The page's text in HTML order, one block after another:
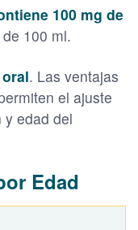
100 mg de
100 ml.
. Las ventajas
el ajuste
y edad del
Edad